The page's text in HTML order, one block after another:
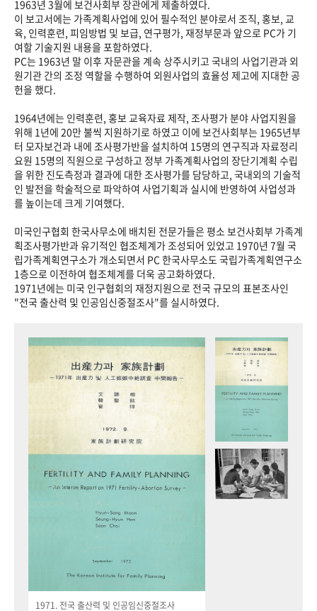
1963년 3월에 보건사회부 장관에게 제출하였다.
이 보고서에는 가족계획사업에 있어 필수적인 분야로서 조직, 홍보, 교
육, 인력훈련, 피임방법 및 보급, 연구평가, 재정부문과 앞으로 PC가 기
여할 기술지원 내용을 포함하였다.
PC는 1963년 말 이후 자문관을 계속 상주시키고 국내의 사업기관과 외
원기관 간의 조정 역할을 수행하여 외원사업의 효율성 제고에 지대한 공
헌을 했다.
1964년에는 인력훈련, 홍보 교육자료 제작, 조사평가 분야 사업지원을
위해 1년에 20만 불씩 지원하기로 하였고 이에 보건사회부는 1965년부
터 모자보건과 내에 조사평가반을 설치하여 15명의 연구직과 자료정리
요원 15명의 직원으로 구성하고 정부 가족계획사업의 장단기계획 수립
을 위한 진도측정과 결과에 대한 조사평가를 담당하고, 국내외의 기술적
인 발전을 학술적으로 파악하여 사업기획과 실시에 반영하여 사업성과
를 높이는데 크게 기여했다.
미국인구협회 한국사무소에 배치된 전문가들은 평소 보건사회부 가족계
획조사평가반과 유기적인 협조체계가 조성되어 있었고 1970년 7월 국
립가족계획연구소가 개소되면서 PC 한국사무소도 국립가족계획연구소
1층으로 이전하여 협조체계를 더욱 공고화하였다.
1971년에는 미국 인구협회의 재정지원으로 전국 규모의 표본조사인
"전국 출산력 및 인공임신중절조사"를 실시하였다.
1971. 전국 출산력 및 인공임신중절조사